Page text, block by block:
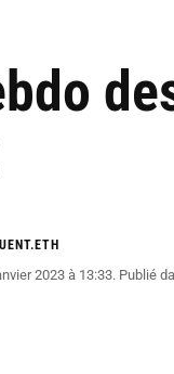
2023 à 13:33. Publié